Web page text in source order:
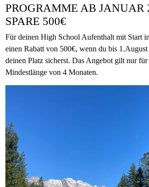
PROGRAMME AB JANUAR
SPARE 500€
Für deinen High School Aufenthalt mit Start
einen Rabatt von 500€, wenn du bis
deinen Platz sicherst. Das Angebot gilt nur
Mindestlänge von 4 Monaten.